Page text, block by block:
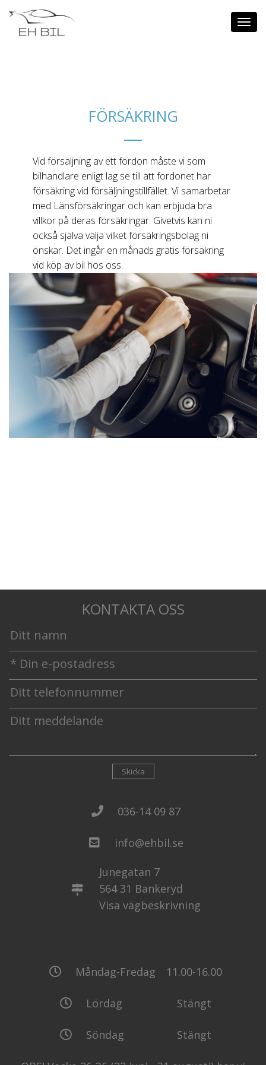
FÖRSÄKRING
Vid försäljning av ett fordon måste vi som
bilhandlare enligt lag se till att fordonet har
försäkring vid försäljningstillfället. Vi samarbetar
med Länsförsäkringar och kan erbjuda bra
villkor på deras försäkringar. Givetvis kan ni
också själva välja vilket försäkringsbolag ni
önskar. Det ingår en månads gratis försäkring
vid köp av bil hos oss.
KONTAKTA OSS
Skicka
036-14 09 87
info@ehbil.se
Junegatan 7
564 31 Bankeryd
Visa vägbeskrivning
Måndag-Fredag 11.00-16.00
Lördag Stängt
Söndag Stängt